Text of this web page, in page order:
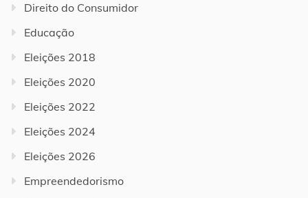
Direito do Consumidor
Educação
Eleições 2018
Eleições 2020
Eleições 2022
Eleições 2024
Eleições 2026
Empreendedorismo